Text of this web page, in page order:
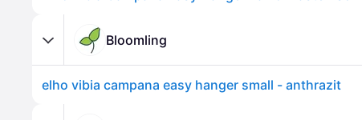
Bloomling
elho vibia campana easy hanger small - anthrazit